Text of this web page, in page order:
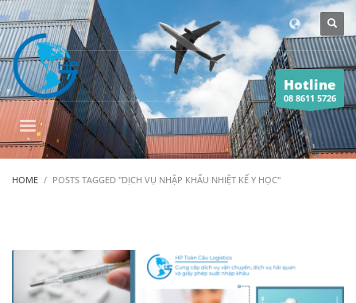
Hotline
08 8611 5726
HOME POSTS TAGGED "DỊCH VỤ NHẬP KHẨU NHIỆT KẾ Y HỌC"